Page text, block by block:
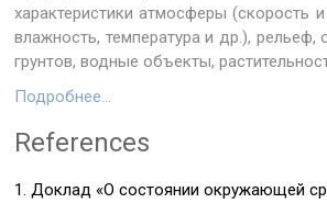
характеристики атмосферы (скорость
влажность, температура и др.), рельеф,
грунтов, водные объекты,
Подробнее…
References
1. Доклад «О состоянии окружающей